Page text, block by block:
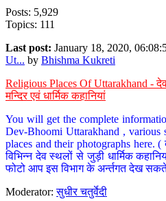
Posts: 5,929
Topics: 111
Last post: January 18, 2020,
Ut... by Bhishma Kukreti
Religious Places Of Uttarakhand -
मन्दिर एवं धार्मिक कहानियां
You will get the complete
Dev-Bhoomi Uttarakhand , various
places and their photographs here. (
विभिन्न देव स्थलों से जुड़ी धार्मिक
फोटो आप इस विभाग के अर्न्तगत देख
Moderator:सुधीर चतुर्वेदी